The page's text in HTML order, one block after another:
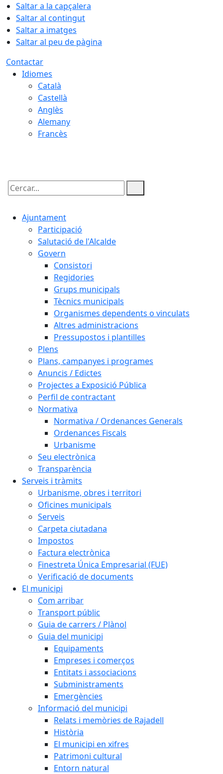
Saltar a la capçalera
Saltar al contingut
Saltar a imatges
Saltar al peu de pàgina
Contactar
Idiomes
Català
Castellà
Anglès
Alemany
Francès
Cercar:
Ajuntament
Participació
Salutació de l'Alcalde
Govern
Consistori
Regidories
Grups municipals
Tècnics municipals
Organismes dependents o vinculats
Altres administracions
Pressupostos i plantilles
Plens
Plans, campanyes i programes
Anuncis / Edictes
Projectes a Exposició Pública
Perfil de contractant
Normativa
Normativa / Ordenances Generals
Ordenances Fiscals
Urbanisme
Seu electrònica
Transparència
Serveis i tràmits
Urbanisme, obres i territori
Oficines municipals
Serveis
Carpeta ciutadana
Impostos
Factura electrònica
Finestreta Única Empresarial (FUE)
Verificació de documents
El municipi
Com arribar
Transport públic
Guia de carrers / Plànol
Guia del municipi
Equipaments
Empreses i comerços
Entitats i associacions
Subministraments
Emergències
Informació del municipi
Relats i memòries de Rajadell
Història
El municipi en xifres
Patrimoni cultural
Entorn natural